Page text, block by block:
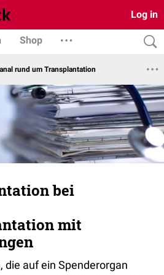
Log in
Shop
rund um Transplantation
bei
mit
die auf ein Spenderorgan